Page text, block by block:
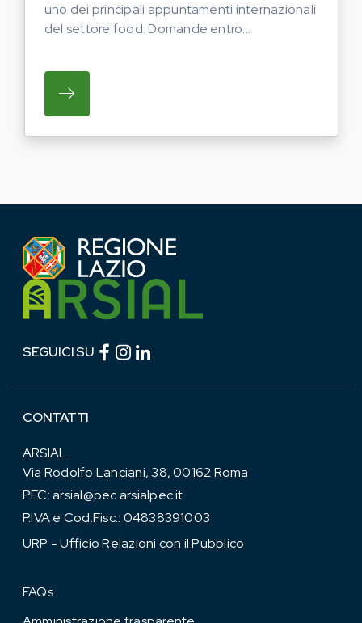
uno dei principali appuntamenti internazionali
del settore food. Domande entro...
SU REGIONE LAZIO E ARSIAL PORTANO
SEGUICI SU Facebook (link esterno)
Instagram (link esterno)
CONTATTI
ARSIAL
Via Rodolfo Lanciani, 38, 00162 Roma
PEC:arsial@pec.arsialpec.it
P.IVA e Cod.Fisc.: 04838391003
URP - Ufficio Relazioni con il Pubblico
FAQs